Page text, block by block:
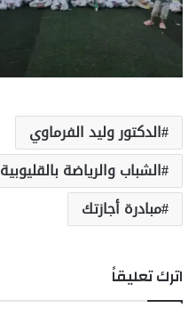
الدكتور وليد الفرماوي
الشباب والرياضة بالقليوبية
مبادرة أجازتك
اترك تعليقاً